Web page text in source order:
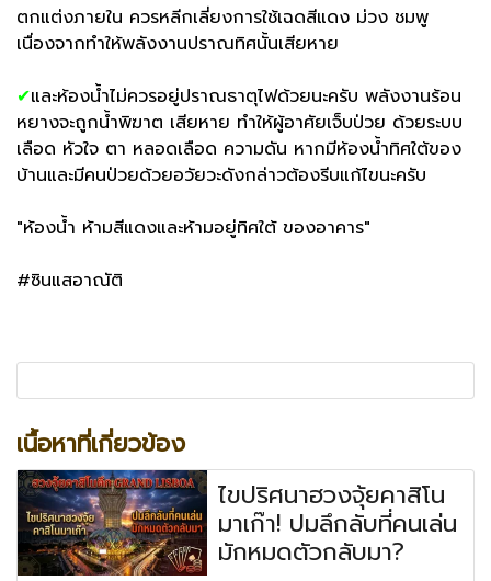
ตกแต่งภายใน ควรหลีกเลี่ยงการใช้เฉดสีแดง ม่วง ชมพู
เนื่องจากทำให้พลังงานปราณทิศนั้นเสียหาย
✔และห้องน้ำไม่ควรอยู่ปราณธาตุไฟด้วยนะครับ พลังงานร้อน
หยางจะถูกน้ำพิฆาต เสียหาย ทำให้ผู้อาศัยเจ็บป่วย ด้วยระบบ
เลือด หัวใจ ตา หลอดเลือด ความดัน หากมีห้องน้ำทิศใต้ของ
บ้านและมีคนป่วยด้วยอวัยวะดังกล่าวต้องรีบแก้ไขนะครับ
"ห้องน้ำ ห้ามสีแดงและห้ามอยู่ทิศใต้ ของอาคาร"
#ซินแสอาณัติ
เนื้อหาที่เกี่ยวข้อง
ไขปริศนาฮวงจุ้ยคาสิโน
มาเก๊า! ปมลึกลับที่คนเล่น
มักหมดตัวกลับมา?